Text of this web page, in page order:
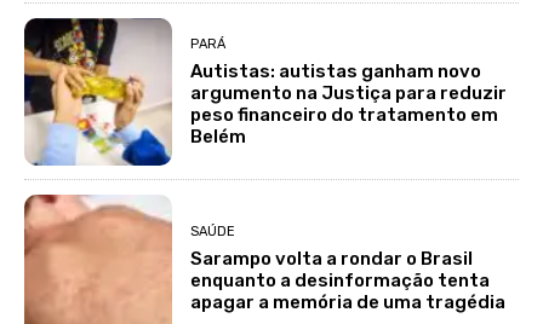
PARÁ
Autistas: autistas ganham novo
argumento na Justiça para reduzir
peso financeiro do tratamento em
Belém
SAÚDE
Sarampo volta a rondar o Brasil
enquanto a desinformação tenta
apagar a memória de uma tragédia